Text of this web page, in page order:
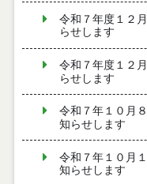
令和７年度１２
らせします
令和７年度１２
らせします
令和７年１０月
知らせします
令和７年１０月
知らせします